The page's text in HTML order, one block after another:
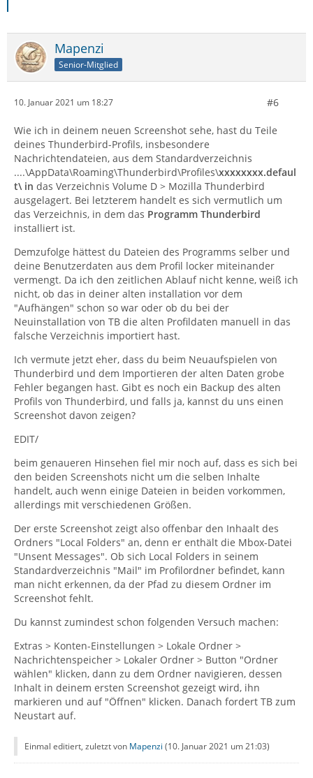
Mapenzi
Senior-Mitglied
10. Januar 2021 um 18:27 #6
Wie ich in deinem neuen Screenshot sehe, hast du Teile
deines Thunderbird-Profils, insbesondere
Nachrichtendateien, aus dem Standardverzeichnis
....\AppData\Roaming\Thunderbird\Profiles\xxxxxxxx.defaul
t\ in das Verzeichnis Volume D > Mozilla Thunderbird
ausgelagert. Bei letzterem handelt es sich vermutlich um
das Verzeichnis, in dem das Programm Thunderbird
installiert ist.
Demzufolge hättest du Dateien des Programms selber und
deine Benutzerdaten aus dem Profil locker miteinander
vermengt. Da ich den zeitlichen Ablauf nicht kenne, weiß ich
nicht, ob das in deiner alten installation vor dem
"Aufhängen" schon so war oder ob du bei der
Neuinstallation von TB die alten Profildaten manuell in das
falsche Verzeichnis importiert hast.
Ich vermute jetzt eher, dass du beim Neuaufspielen von
Thunderbird und dem Importieren der alten Daten grobe
Fehler begangen hast. Gibt es noch ein Backup des alten
Profils von Thunderbird, und falls ja, kannst du uns einen
Screenshot davon zeigen?
EDIT/
beim genaueren Hinsehen fiel mir noch auf, dass es sich bei
den beiden Screenshots nicht um die selben Inhalte
handelt, auch wenn einige Dateien in beiden vorkommen,
allerdings mit verschiedenen Größen.
Der erste Screenshot zeigt also offenbar den Inhaalt des
Ordners "Local Folders" an, denn er enthält die Mbox-Datei
"Unsent Messages". Ob sich Local Folders in seinem
Standardverzeichnis "Mail" im Profilordner befindet, kann
man nicht erkennen, da der Pfad zu diesem Ordner im
Screenshot fehlt.
Du kannst zumindest schon folgenden Versuch machen:
Extras > Konten-Einstellungen > Lokale Ordner >
Nachrichtenspeicher > Lokaler Ordner > Button "Ordner
wählen" klicken, dann zu dem Ordner navigieren, dessen
Inhalt in deinem ersten Screenshot gezeigt wird, ihn
markieren und auf "Öffnen" klicken. Danach fordert TB zum
Neustart auf.
Einmal editiert, zuletzt von Mapenzi (10. Januar 2021 um 21:03)